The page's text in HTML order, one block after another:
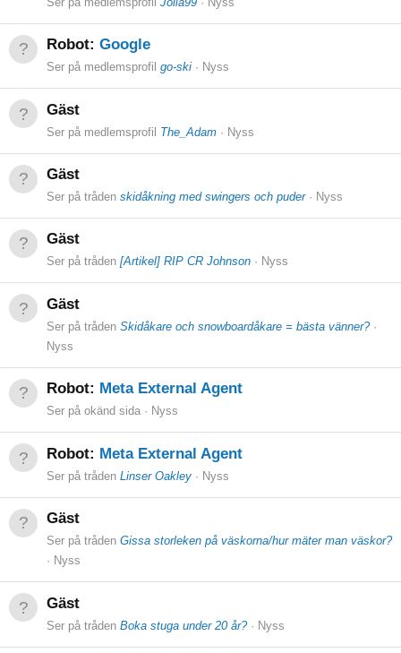
Robot: Google
Ser på medlemsprofil go-ski Nyss
Gäst
Ser på medlemsprofil The_Adam Nyss
Gäst
Ser på tråden skidåkning med swingers och puder Nyss
Gäst
Ser på tråden [Artikel] RIP CR Johnson Nyss
Gäst
Ser på tråden Skidåkare och snowboardåkare = bästa vänner?
Nyss
Robot: Meta External Agent
Ser på okänd sida Nyss
Robot: Meta External Agent
Ser på tråden Linser Oakley Nyss
Gäst
Ser på tråden Gissa storleken på väskorna/hur mäter man väskor?
Nyss
Gäst
Ser på tråden Boka stuga under 20 år? Nyss